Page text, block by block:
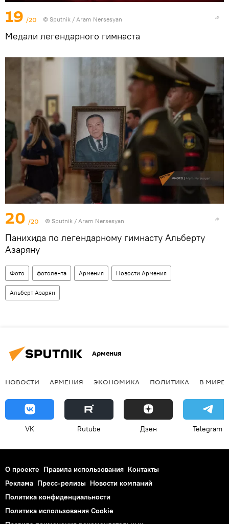
19 /20 © Sputnik / Aram Nersesyan
Медали легендарного гимнаста
20 /20 © Sputnik / Aram Nersesyan
Панихида по легендарному гимнасту Альберту
Азаряну
Фото фотолента Армения Новости Армения
Альберт Азарян
Армения
НОВОСТИ АРМЕНИЯ ЭКОНОМИКА ПОЛИТИКА В МИРЕ
VK Rutube Дзен Telegram
О проекте Правила использования Контакты
Реклама Пресс-релизы Новости компаний
Политика конфиденциальности
Политика использования Cookie